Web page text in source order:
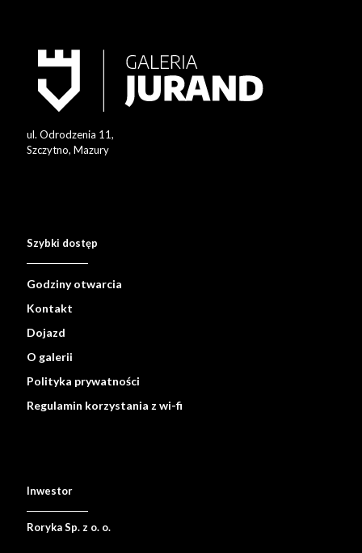
ul. Odrodzenia 11,
Szczytno, Mazury
Szybki dostęp
Godziny otwarcia
Kontakt
Dojazd
O galerii
Polityka prywatności
Regulamin korzystania z wi-fi
Inwestor
Roryka Sp. z o. o.